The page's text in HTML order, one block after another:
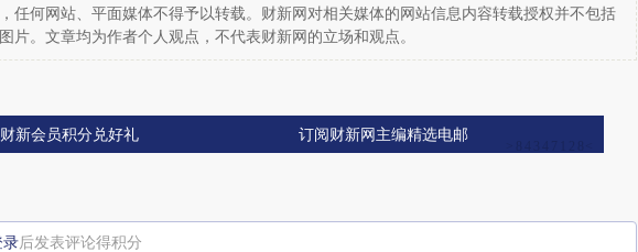
任何网站、平面媒体不得予以转载。财新网对相关媒体的网站信息内容转载授权并不包括
片。文章均为作者个人观点，不代表财新网的立场和观点。
财新会员积分兑好礼 订阅财新网主编精选电邮
录后发表评论得积分